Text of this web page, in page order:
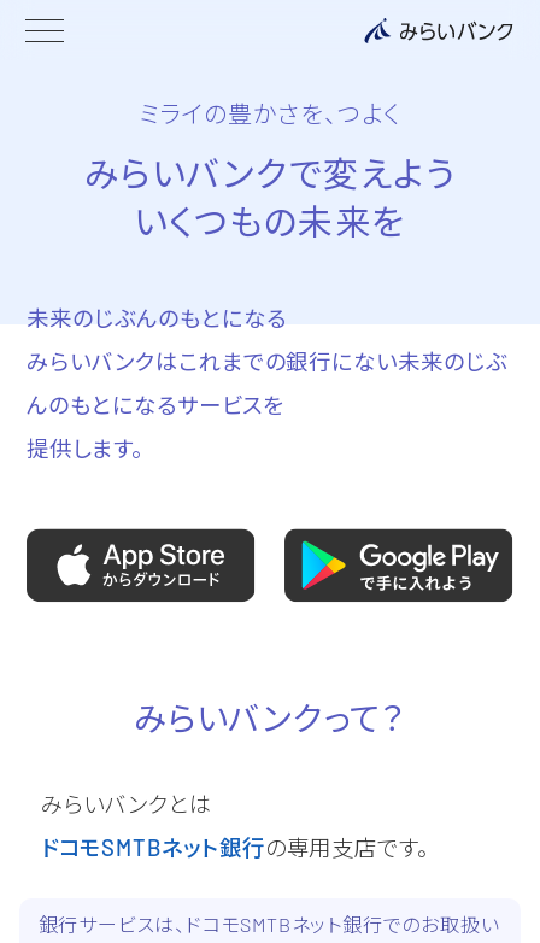
ミライの豊かさを、つよく
みらいバンクで変えよう
いくつもの未来を
未来のじぶんのもとになる
みらいバンクはこれまでの銀行にない未来のじぶ
んのもとになるサービスを
提供します。
みらいバンクって？
みらいバンクとは
ドコモSMTBネット銀行の専用支店です。
銀行サービスは、ドコモSMTBネット銀行でのお取扱い